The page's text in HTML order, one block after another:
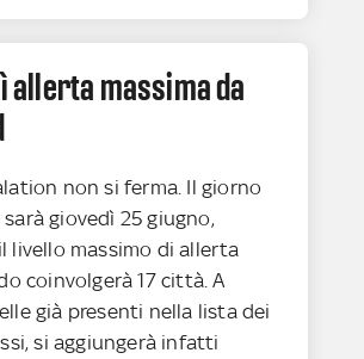
allerta massima da
non si ferma. Il giorno
giovedì 25 giugno,
livello massimo di allerta
coinvolgerà 17 città. A
già presenti nella lista dei
si aggiungerà infatti